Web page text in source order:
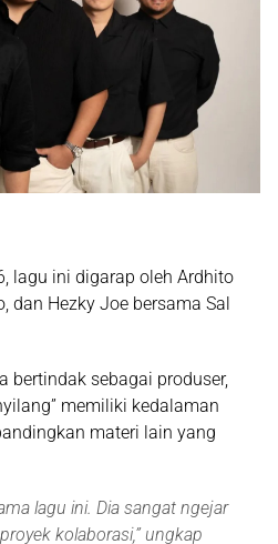
lagu ini digarap oleh Ardhito
, dan Hezky Joe bersama Sal
bertindak sebagai produser,
memiliki kedalaman
materi lain yang
lagu ini. Dia sangat ngejar
kolaborasi,” ungkap